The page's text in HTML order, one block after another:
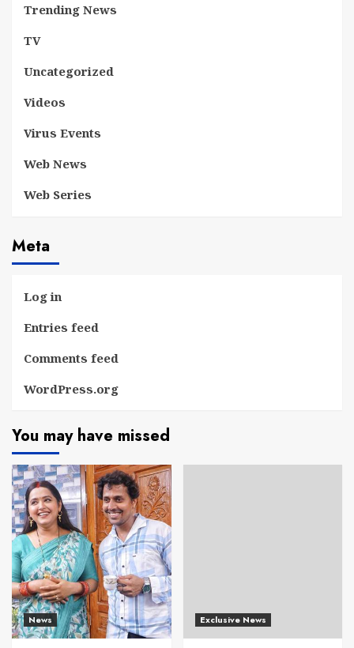
Trending News
TV
Uncategorized
Videos
Virus Events
Web News
Web Series
Meta
Log in
Entries feed
Comments feed
WordPress.org
You may have missed
News Exclusive News